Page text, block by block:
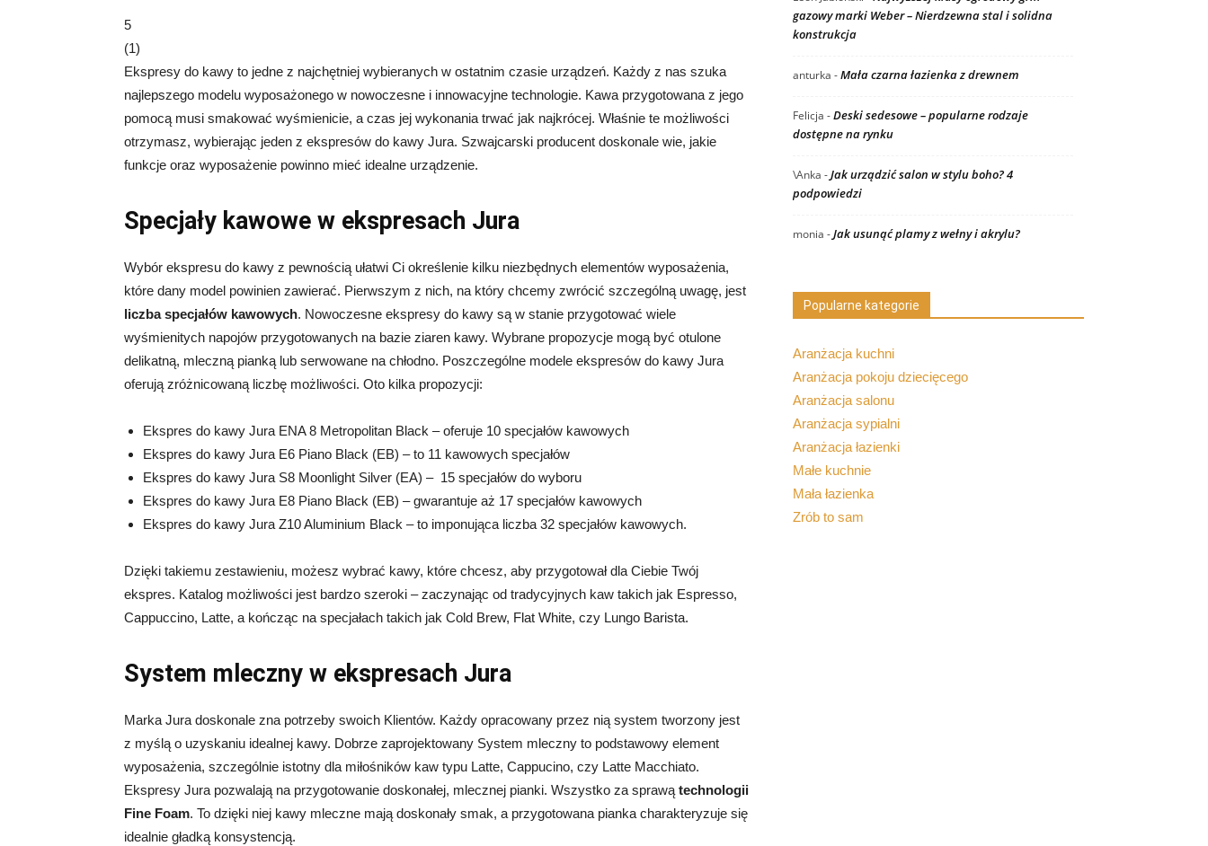
5
(1)
Ekspresy do kawy to jedne z najchętniej wybieranych w ostatnim czasie urządzeń. Każdy z nas szuka
najlepszego modelu wyposażonego w nowoczesne i innowacyjne technologie. Kawa przygotowana z jego
pomocą musi smakować wyśmienicie, a czas jej wykonania trwać jak najkrócej. Właśnie te możliwości
otrzymasz, wybierając jeden z ekspresów do kawy Jura. Szwajcarski producent doskonale wie, jakie
funkcje oraz wyposażenie powinno mieć idealne urządzenie.
Specjały kawowe w ekspresach Jura
Wybór ekspresu do kawy z pewnością ułatwi Ci określenie kilku niezbędnych elementów wyposażenia,
które dany model powinien zawierać. Pierwszym z nich, na który chcemy zwrócić szczególną uwagę, jest
liczba specjałów kawowych. Nowoczesne ekspresy do kawy są w stanie przygotować wiele
wyśmienitych napojów przygotowanych na bazie ziaren kawy. Wybrane propozycje mogą być otulone
delikatną, mleczną pianką lub serwowane na chłodno. Poszczególne modele ekspresów do kawy Jura
oferują zróżnicowaną liczbę możliwości. Oto kilka propozycji:
Ekspres do kawy Jura ENA 8 Metropolitan Black – oferuje 10 specjałów kawowych
Ekspres do kawy Jura E6 Piano Black (EB) – to 11 kawowych specjałów
Ekspres do kawy Jura S8 Moonlight Silver (EA) – 15 specjałów do wyboru
Ekspres do kawy Jura E8 Piano Black (EB) – gwarantuje aż 17 specjałów kawowych
Ekspres do kawy Jura Z10 Aluminium Black – to imponująca liczba 32 specjałów kawowych.
Dzięki takiemu zestawieniu, możesz wybrać kawy, które chcesz, aby przygotował dla Ciebie Twój
ekspres. Katalog możliwości jest bardzo szeroki – zaczynając od tradycyjnych kaw takich jak Espresso,
Cappuccino, Latte, a kończąc na specjałach takich jak Cold Brew, Flat White, czy Lungo Barista.
System mleczny w ekspresach Jura
Marka Jura doskonale zna potrzeby swoich Klientów. Każdy opracowany przez nią system tworzony jest
z myślą o uzyskaniu idealnej kawy. Dobrze zaprojektowany System mleczny to podstawowy element
wyposażenia, szczególnie istotny dla miłośników kaw typu Latte, Cappucino, czy Latte Macchiato.
Ekspresy Jura pozwalają na przygotowanie doskonałej, mlecznej pianki. Wszystko za sprawą technologii
Fine Foam. To dzięki niej kawy mleczne mają doskonały smak, a przygotowana pianka charakteryzuje się
idealnie gładką konsystencją.
gazowy marki Weber – Nierdzewna stal i solidna
konstrukcja
anturka -Mała czarna łazienka z drewnem
Felicja -Deski sedesowe – popularne rodzaje
dostępne na rynku
\Anka -Jak urządzić salon w stylu boho? 4
podpowiedzi
monia -Jak usunąć plamy z wełny i akrylu?
Popularne kategorie
Aranżacja kuchni
Aranżacja pokoju dziecięcego
Aranżacja salonu
Aranżacja sypialni
Aranżacja łazienki
Małe kuchnie
Mała łazienka
Zrób to sam